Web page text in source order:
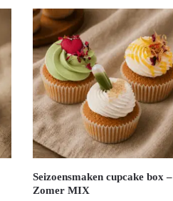
Seizoensmaken cupcake box –
Zomer MIX